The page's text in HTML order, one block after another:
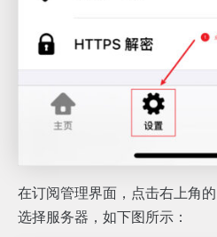
在订阅管理界面，点击右上角
选择服务器，如下图所示：